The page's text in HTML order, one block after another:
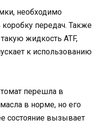
необходимо
передач. Также
жидкость ATF,
к использованию
перешла в
в норме, но его
состояние вызывает